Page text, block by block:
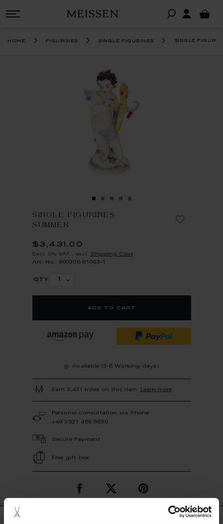
home figurines single figurines single
SINGLE FIGURINES
SUMMER
$3,431.00
Excl. 0% VAT excl. Shipping Cost
Art.-No.: 900300-61063-1
qty
add to cart
Available (3-5 Working days)
Earn 3,431 miles on this item. Learn more
Personal consultation via Phone
+49 3521 468 6630
Secure Payment
Free gift box
description